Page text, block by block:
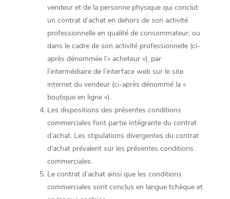
vendeur et de la personne physique qui conclut
un contrat d’achat en dehors de son activité
professionnelle en qualité de consommateur, ou
dans le cadre de son activité professionnelle (ci-
après dénommée l’« acheteur »), par
l’intermédiaire de l’interface web sur le site
internet du vendeur (ci-après dénommé la «
boutique en ligne »).
Les dispositions des présentes conditions
commerciales font partie intégrante du contrat
d’achat. Les stipulations divergentes du contrat
d’achat prévalent sur les présentes conditions
commerciales.
Le contrat d’achat ainsi que les conditions
commerciales sont conclus en langue tchèque et